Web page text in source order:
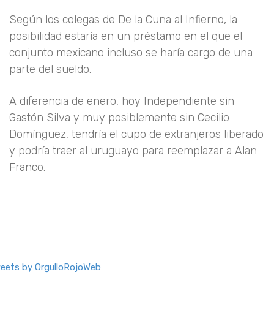
Según los colegas de De la Cuna al Infierno, la
posibilidad estaría en un préstamo en el que el
conjunto mexicano incluso se haría cargo de una
parte del sueldo.
A diferencia de enero, hoy Independiente sin
Gastón Silva y muy posiblemente sin Cecilio
Domínguez, tendría el cupo de extranjeros liberado
y podría traer al uruguayo para reemplazar a Alan
Franco.
by OrgulloRojoWeb